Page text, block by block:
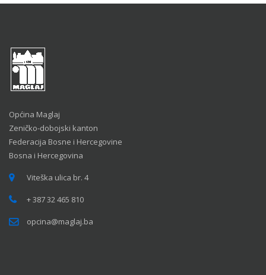
Općina Maglaj
Zeničko-dobojski kanton
Federacija Bosne i Hercegovine
Bosna i Hercegovina
Viteška ulica br. 4
+ 387 32 465 810
opcina@maglaj.ba